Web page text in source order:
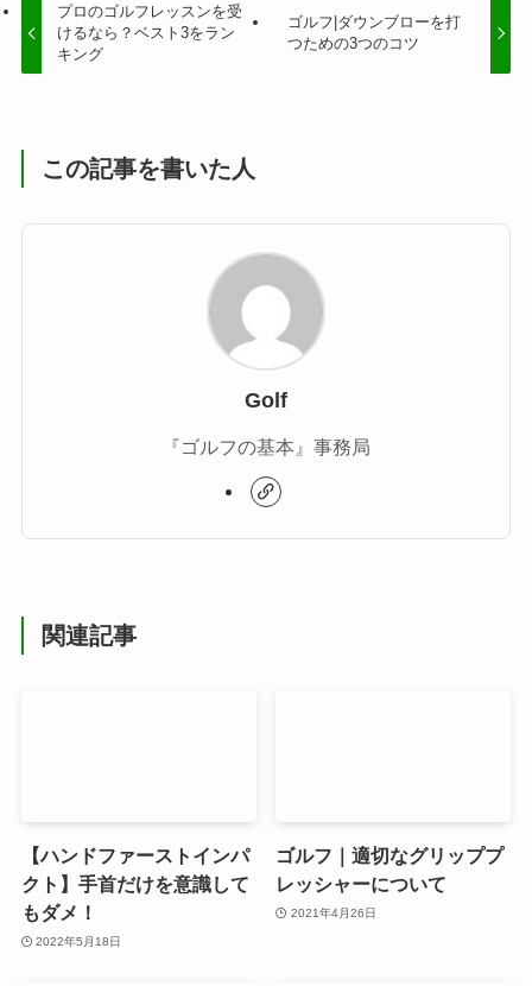
プロのゴルフレッスンを受
けるなら？ベスト3をラン
キング
ゴルフ|ダウンブローを打
つための3つのコツ
この記事を書いた人
Golf
『ゴルフの基本』事務局
関連記事
【ハンドファーストインパ
クト】手首だけを意識して
もダメ！
2022年5月18日
ゴルフ｜適切なグリッププ
レッシャーについて
2021年4月26日